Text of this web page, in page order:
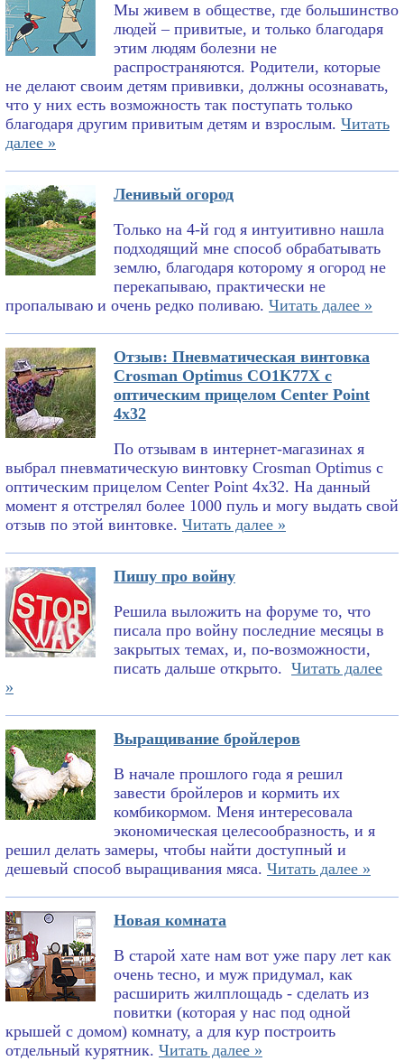
Мы живем в обществе, где большинство
людей – привитые, и только благодаря
этим людям болезни не
распространяются. Родители, которые
не делают своим детям прививки, должны осознавать,
что у них есть возможность так поступать только
благодаря другим привитым детям и взрослым. Читать
далее »
Ленивый огород
Только на 4-й год я интуитивно нашла
подходящий мне способ обрабатывать
землю, благодаря которому я огород не
перекапываю, практически не
пропалываю и очень редко поливаю. Читать далее »
Отзыв: Пневматическая винтовка
Crosman Optimus CO1K77X с
оптическим прицелом Center Point
4x32
По отзывам в интернет-магазинах я
выбрал пневматическую винтовку Crosman Optimus с
оптическим прицелом Center Point 4x32. На данный
момент я отстрелял более 1000 пуль и могу выдать свой
отзыв по этой винтовке. Читать далее »
Пишу про войну
Решила выложить на форуме то, что
писала про войну последние месяцы в
закрытых темах, и, по-возможности,
писать дальше открыто. Читать далее
»
Выращивание бройлеров
В начале прошлого года я решил
завести бройлеров и кормить их
комбикормом. Меня интересовала
экономическая целесообразность, и я
решил делать замеры, чтобы найти доступный и
дешевый способ выращивания мяса. Читать далее »
Новая комната
В старой хате нам вот уже пару лет как
очень тесно, и муж придумал, как
расширить жилплощадь - сделать из
повитки (которая у нас под одной
крышей с домом) комнату, а для кур построить
отдельный курятник. Читать далее »